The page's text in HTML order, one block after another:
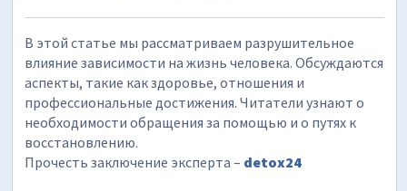
В этой статье мы рассматриваем разрушительное
влияние зависимости на жизнь человека. Обсуждаются
аспекты, такие как здоровье, отношения и
профессиональные достижения. Читатели узнают о
необходимости обращения за помощью и о путях к
восстановлению.
Прочесть заключение эксперта – detox24